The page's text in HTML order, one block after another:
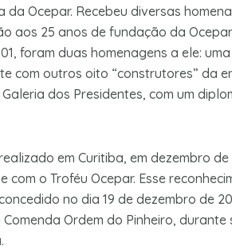
Ocepar. Recebeu diversas
aos 25 anos de fundação da
foram duas homenagens a ele:
com outros oito “construtores” da
dos Presidentes, com um
em Curitiba, em dezembro de
o Troféu Ocepar. Esse
no dia 19 de dezembro de
Ordem do Pinheiro, durante